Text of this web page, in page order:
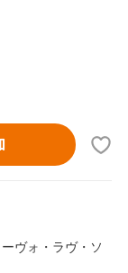
ヴォ・ラヴ・ソ